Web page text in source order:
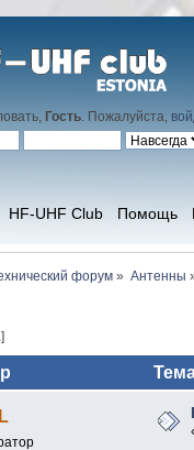
Гость. Пожалуйста,
HF-UHF Club Помощь
форум» Антенны
]